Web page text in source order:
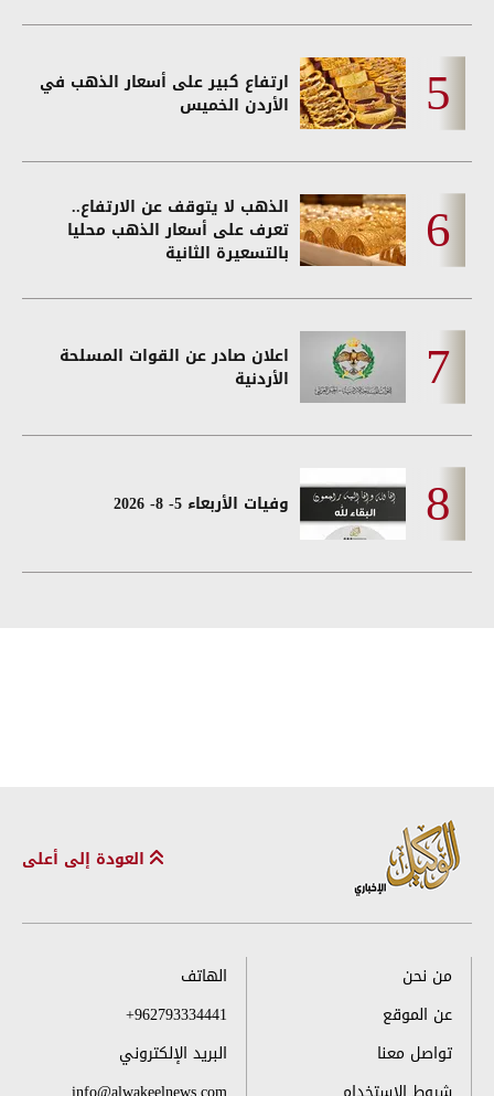
ارتفاع كبير على أسعار الذهب في
الأردن الخميس
الذهب لا يتوقف عن الارتفاع..
تعرف على أسعار الذهب محليا
بالتسعيرة الثانية
اعلان صادر عن القوات المسلحة
الأردنية
وفيات الأربعاء 5- 8- 2026
العودة إلى أعلى
من نحن
عن الموقع
تواصل معنا
الهاتف
+962793334441
البريد الإلكتروني